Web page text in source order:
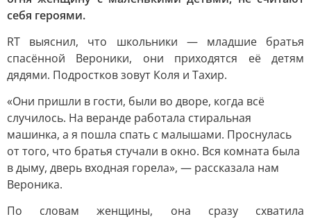
себя героями.
RT выяснил, что школьники — младшие братья
спасённой Вероники, они приходятся её детям
дядями. Подростков зовут Коля и Тахир.
«Они пришли в гости, были во дворе, когда всё
случилось. На веранде работала стиральная
машинка, а я пошла спать с малышами. Проснулась
от того, что братья стучали в окно. Вся комната была
в дыму, дверь входная горела», — рассказала нам
Вероника.
По словам женщины, она сразу схватила